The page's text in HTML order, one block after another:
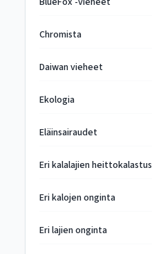
Chromista
Daiwan vieheet
Ekologia
Eläinsairaudet
Eri kalalajien heittokalastus
Eri kalojen onginta
Eri lajien onginta